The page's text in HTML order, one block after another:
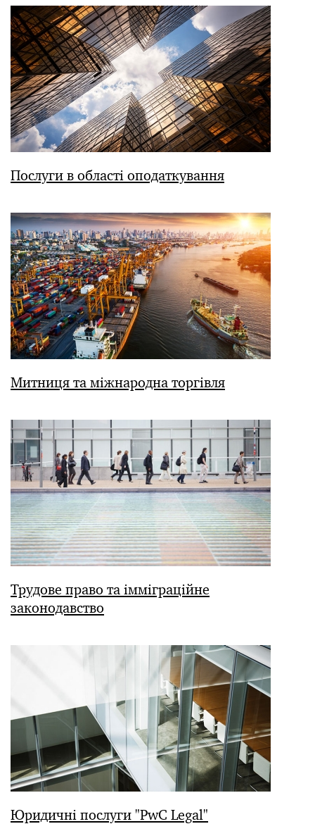
Послуги в області оподаткування
Митниця та міжнародна торгівля
Трудове право та імміграційне
законодавство
Юридичні послуги "PwC Legal"